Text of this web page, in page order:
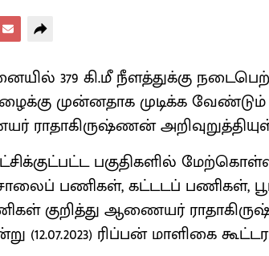
379 கி.மீ நீளத்துக்கு
முன்னதாக முடிக்க
ராதாகிருஷ்ணன்
பகுதிகளில்
பணிகள், கட்டடப் பணிகள்,
குறித்து ஆணையர்
(12.07.2023) ரிப்பன் மாளிகை